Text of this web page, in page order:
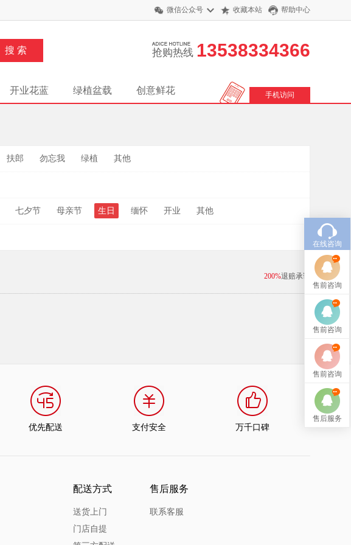
微信公众号 收藏本站 帮助中心
抢购热线 13538334366
开业花蓝 绿植盆载 创意鲜花 手机访问
扶郎 勿忘我 绿植 其他
七夕节 母亲节 生日 缅怀 开业 其他
200%退赔承诺
优先配送 支付安全 万千口碑
配送方式
送货上门
门店自提
售后服务
联系客服
在线咨询
售前咨询
售前咨询
售前咨询
售后服务